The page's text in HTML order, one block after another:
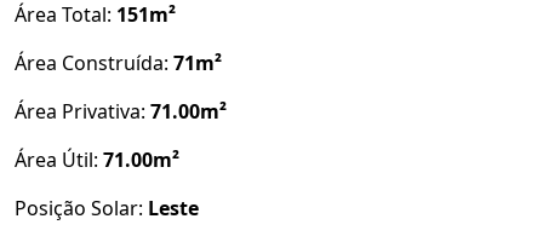
Área Total: 151m²
Área Construída: 71m²
Área Privativa: 71.00m²
Área Útil: 71.00m²
Posição Solar: Leste